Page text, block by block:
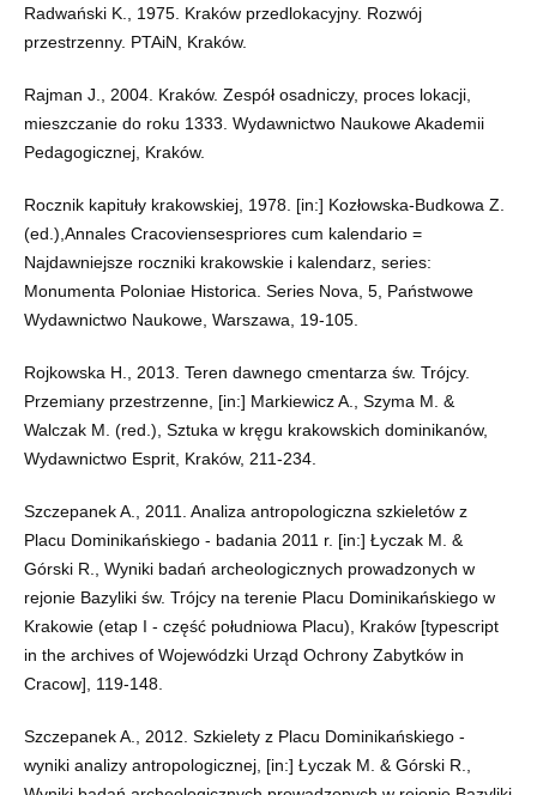
Radwański K., 1975. Kraków przedlokacyjny. Rozwój
przestrzenny. PTAiN, Kraków.
Rajman J., 2004. Kraków. Zespół osadniczy, proces lokacji,
mieszczanie do roku 1333. Wydawnictwo Naukowe Akademii
Pedagogicznej, Kraków.
Rocznik kapituły krakowskiej, 1978. [in:] Kozłowska-Budkowa Z.
(ed.),Annales Cracoviensespriores cum kalendario =
Najdawniejsze roczniki krakowskie i kalendarz, series:
Monumenta Poloniae Historica. Series Nova, 5, Państwowe
Wydawnictwo Naukowe, Warszawa, 19-105.
Rojkowska H., 2013. Teren dawnego cmentarza św. Trójcy.
Przemiany przestrzenne, [in:] Markiewicz A., Szyma M. &
Walczak M. (red.), Sztuka w kręgu krakowskich dominikanów,
Wydawnictwo Esprit, Kraków, 211-234.
Szczepanek A., 2011. Analiza antropologiczna szkieletów z
Placu Dominikańskiego - badania 2011 r. [in:] Łyczak M. &
Górski R., Wyniki badań archeologicznych prowadzonych w
rejonie Bazyliki św. Trójcy na terenie Placu Dominikańskiego w
Krakowie (etap I - część południowa Placu), Kraków [typescript
in the archives of Wojewódzki Urząd Ochrony Zabytków in
Cracow], 119-148.
Szczepanek A., 2012. Szkielety z Placu Dominikańskiego -
wyniki analizy antropologicznej, [in:] Łyczak M. & Górski R.,